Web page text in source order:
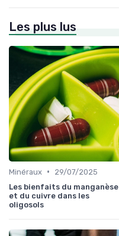
Les plus lus
Minéraux •
29/07/2025
Les bienfaits du manganèse
et du cuivre dans les
oligosols